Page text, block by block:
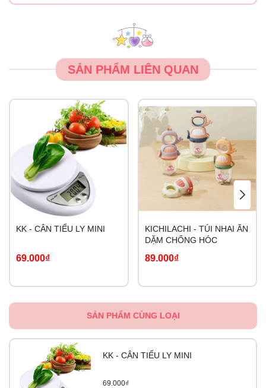
Bộ sản phẩm có thể tiệt trùng bằng tia UV.
SẢN PHẨM LIÊN QUAN
KK - CÂN TIỂU LY MINI
69.000₫
KICHILACHI - TÚI NHAI ĂN
DẶM CHỐNG HÓC
89.000₫
SẢN PHẨM CÙNG LOẠI
KK - CÂN TIỂU LY MINI
69.000₫